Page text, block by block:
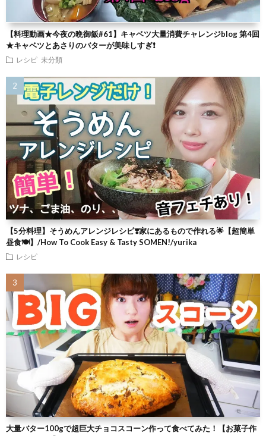
【料理動画★今夜の晩御飯#61】キャベツ大量消費チャレンジblog 第4回
★キャベツとあさりのバターが美味しすぎ❗
レシピ 未分類
【5分料理】そうめんアレンジレシピ❣️家にあるもので作れる🌟【超簡単
昼食🍽】/How To Cook Easy & Tasty SOMEN!/yurika
レシピ
大量バター100gで超巨大チョコスコーン作って食べてみた！【お菓子作